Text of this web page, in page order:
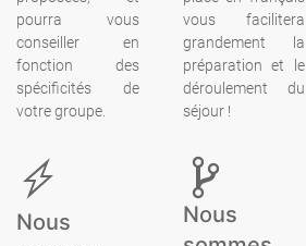
pourra vous
conseiller en
fonction des
spécificités de
votre groupe.
vous facilitera
grandement la
préparation et le
déroulement du
séjour !
Nous
Nous